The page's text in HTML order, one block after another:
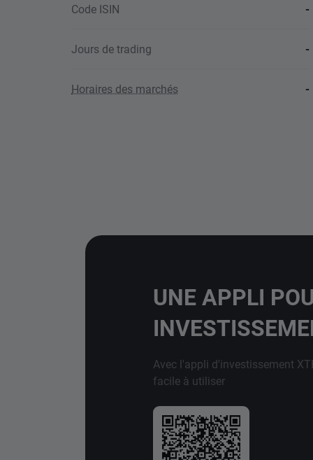
Code ISIN -
Jours de trading -
Horaires des marchés -
UNE APPLI
Avec l'appli d'investissement
facile à utiliser